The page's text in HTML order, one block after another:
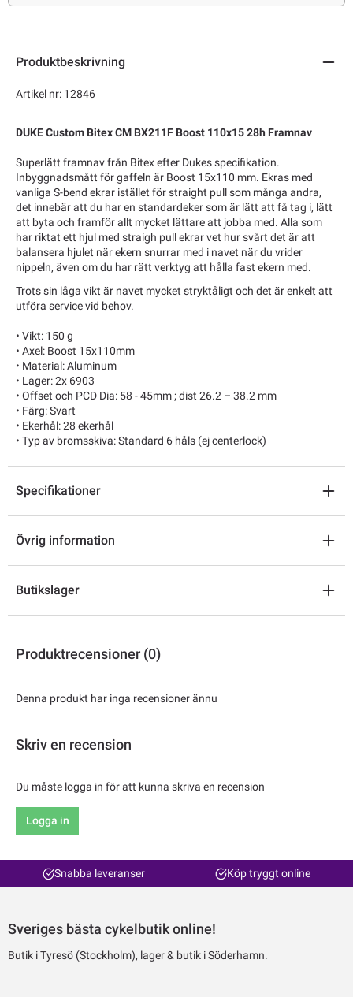
Produktbeskrivning
Artikel nr: 12846
DUKE Custom Bitex CM BX211F Boost 110x15 28h Framnav
Superlätt framnav från Bitex efter Dukes specifikation.
Inbyggnadsmått för gaffeln är Boost 15x110 mm. Ekras med
vanliga S-bend ekrar istället för straight pull som många andra,
det innebär att du har en standardeker som är lätt att få tag i, lätt
att byta och framför allt mycket lättare att jobba med. Alla som
har riktat ett hjul med straigh pull ekrar vet hur svårt det är att
balansera hjulet när ekern snurrar med i navet när du vrider
nippeln, även om du har rätt verktyg att hålla fast ekern med.
Trots sin låga vikt är navet mycket stryktåligt och det är enkelt att
utföra service vid behov.
• Vikt: 150 g
• Axel: Boost 15x110mm
• Material: Aluminum
• Lager: 2x 6903
• Offset och PCD Dia: 58 - 45mm ; dist 26.2 – 38.2 mm
• Färg: Svart
• Ekerhål: 28 ekerhål
• Typ av bromsskiva: Standard 6 håls (ej centerlock)
Specifikationer
Övrig information
Butikslager
Produktrecensioner (0)
Denna produkt har inga recensioner ännu
Skriv en recension
Du måste logga in för att kunna skriva en recension
Logga in
Snabba leveranser Köp tryggt online
Sveriges bästa cykelbutik online!
Butik i Tyresö (Stockholm), lager & butik i Söderhamn.